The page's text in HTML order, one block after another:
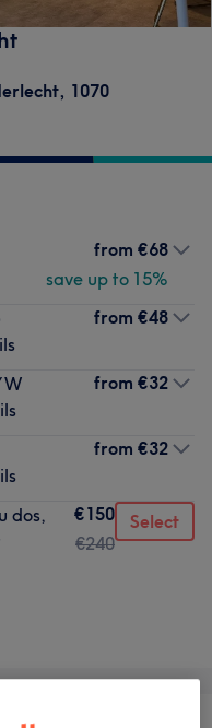
, 1070
from €68
save up to 15%
from €48
W
from €32
from €32
dos,
€150
€240
Select